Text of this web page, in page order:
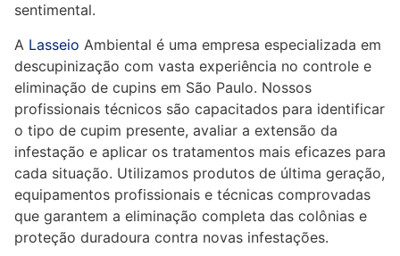
sentimental.
A Lasseio Ambiental é uma empresa especializada em
descupinização com vasta experiência no controle e
eliminação de cupins em São Paulo. Nossos
profissionais técnicos são capacitados para identificar
o tipo de cupim presente, avaliar a extensão da
infestação e aplicar os tratamentos mais eficazes para
cada situação. Utilizamos produtos de última geração,
equipamentos profissionais e técnicas comprovadas
que garantem a eliminação completa das colônias e
proteção duradoura contra novas infestações.